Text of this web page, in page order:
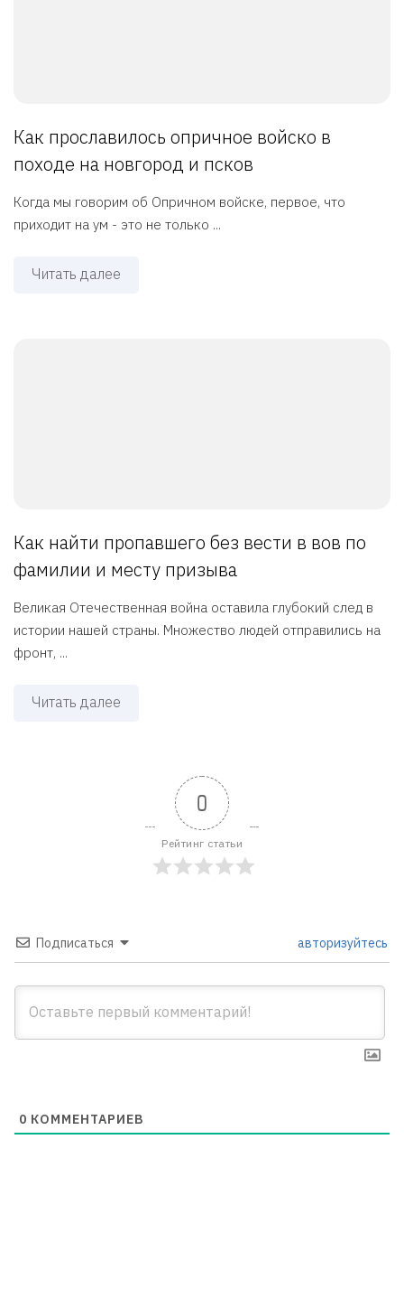
Как прославилось опричное войско в
походе на новгород и псков
Когда мы говорим об Опричном войске, первое, что
приходит на ум - это не только ...
Читать далее
Как найти пропавшего без вести в вов по
фамилии и месту призыва
Великая Отечественная война оставила глубокий след в
истории нашей страны. Множество людей отправились на
фронт, ...
Читать далее
0
Рейтинг статьи
Подписаться авторизуйтесь
0 КОММЕНТАРИЕВ